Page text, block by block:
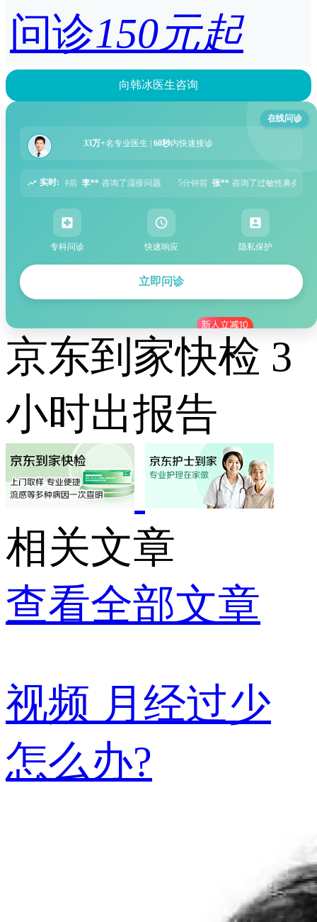
问诊150元起
向韩冰医生咨询
在线问诊
33万+名专业医生 | 60秒内快速接诊
实时:
疹问题 5分钟前 张** 咨询了过敏性鼻炎问题 6分钟前 周** 咨询了胃痛问题
专科问诊 快速响应 隐私保护
立即问诊
京东到家快检 3
小时出报告
相关文章
查看全部文章
视频 月经过少
怎么办?